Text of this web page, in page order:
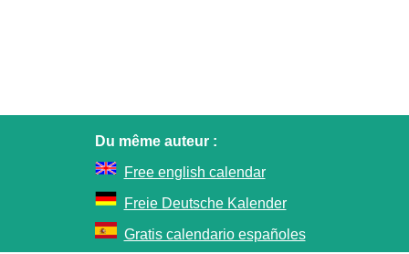
Du même auteur :
Free english calendar
Freie Deutsche Kalender
Gratis calendario españoles